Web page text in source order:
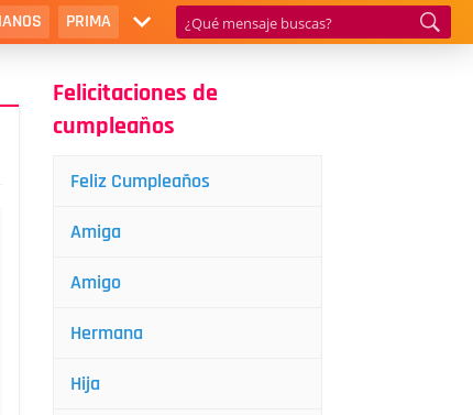
PRIMA
Felicitaciones de
cumpleaños
Feliz Cumpleaños
Amiga
Amigo
Hermana
Hija